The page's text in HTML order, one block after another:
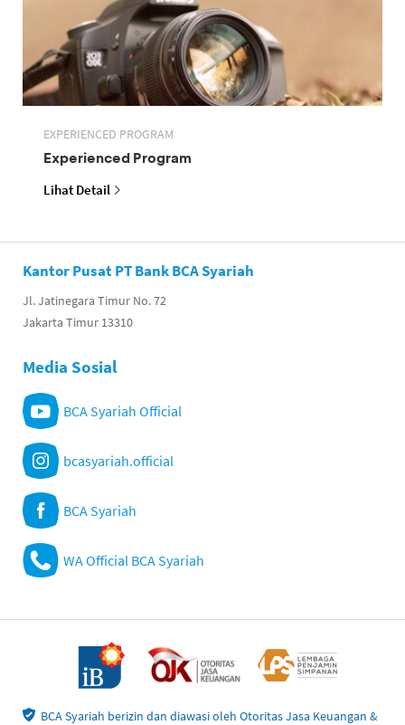
EXPERIENCED PROGRAM
Experienced Program
Lihat Detail
Kantor Pusat PT Bank BCA Syariah
Jl. Jatinegara Timur No. 72
Jakarta Timur 13310
Media Sosial
BCA Syariah Official
bcasyariah.official
BCA Syariah
WA Official BCA Syariah
BCA Syariah berizin dan diawasi oleh Otoritas Jasa Keuangan &